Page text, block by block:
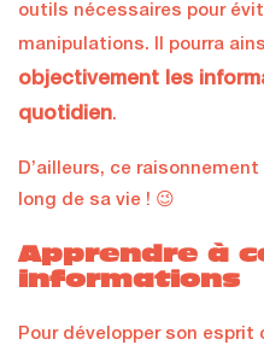
outils nécessaires pour
manipulations. Il pourra
objectivement les
quotidien.
D’ailleurs, ce
long de sa vie ! 😉
Apprendre à
informations
Pour développer son